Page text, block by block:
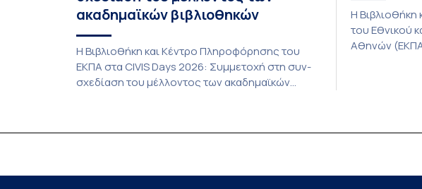
ακαδημαϊκών βιβλιοθηκών
Η Βιβλιοθήκη και Κέντρο Πληροφόρησης του
ΕΚΠΑ στα CIVIS Days 2026: Συμμετοχή στη συν-
σχεδίαση του μέλλοντος των ακαδημαϊκών
Βιβλιοθήκη και Κέντρο Πληροφόρησης (ΒΚΠ) του
Η
του Εθνικού
Αθηνών